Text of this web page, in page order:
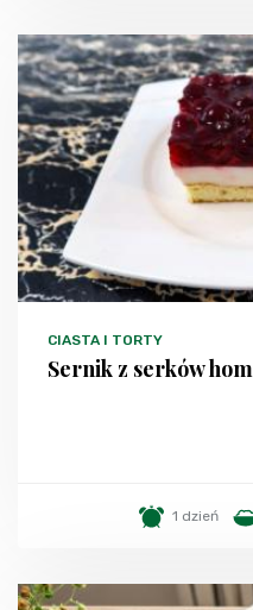
CIASTA I TORTY
Sernik z serków
1 dzień